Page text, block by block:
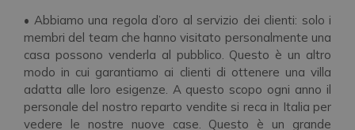
• Abbiamo una regola d’oro al servizio dei clienti: solo i
membri del team che hanno visitato personalmente una
casa possono venderla al pubblico. Questo è un altro
modo in cui garantiamo ai clienti di ottenere una villa
adatta alle loro esigenze. A questo scopo ogni anno il
personale del nostro reparto vendite si reca in Italia per
vedere le nostre nuove case. Questo è un grande